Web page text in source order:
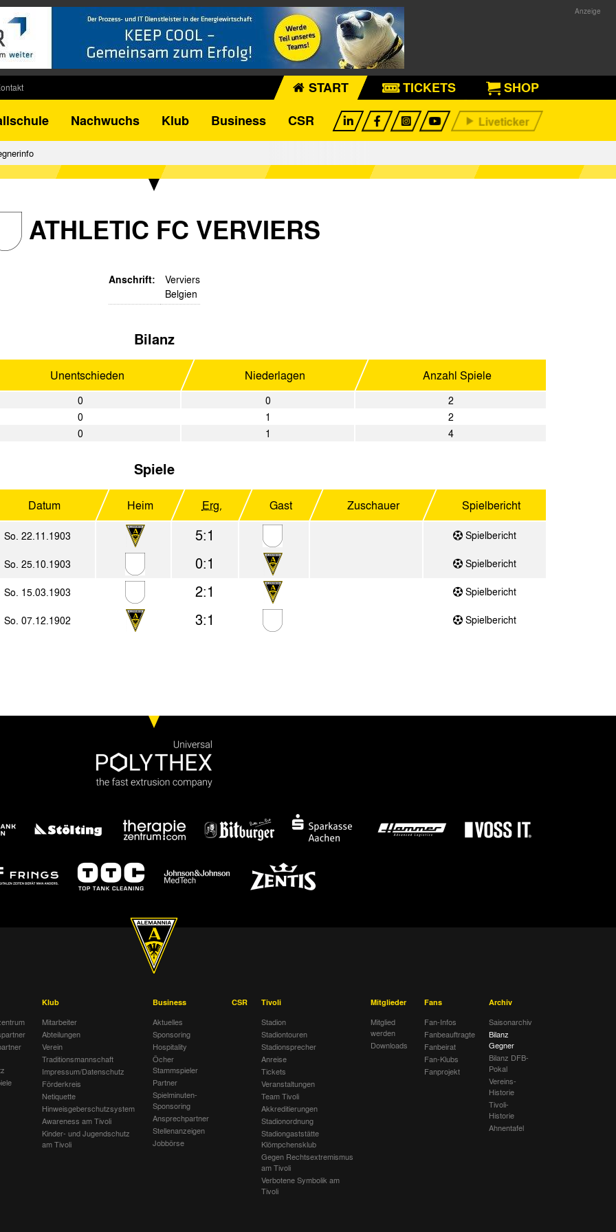
Pokal
START TICKETS
SHOP
Nachwuchs Klub Business CSR
ATHLETIC FC VERVIERS
Anschrift:
Verviers
Belgien
Bilanz
Unentschieden Niederlagen Anzahl Spiele
0 0
2
0
1
2
0
1 4
Spiele
Datum Heim Erg. Gast Zuschauer Spielbericht
So. 22.11.1903 5:1 Spielbericht
So. 25.10.1903 0:1 Spielbericht
So. 15.03.1903 2:1 Spielbericht
So. 07.12.1902 3:1 Spielbericht
Klub
Mitarbeiter
Abteilungen
Verein
Traditionsmannschaft
Impressum/Datenschutz
Förderkreis
Netiquette
Hinweisgeberschutzsystem
Awareness am Tivoli
Kinder- und Jugendschutz
am Tivoli
Business
Aktuelles
Sponsoring
Hospitality
Öcher
Stammspieler
Partner
Spielminuten-
Sponsoring
Ansprechpartner
Stellenanzeigen
Jobbörse
CSR
Tivoli
Stadion
Stadiontouren
Stadionsprecher
Anreise
Tickets
Veranstaltungen
Team Tivoli
Akkreditierungen
Stadionordnung
Stadiongaststätte
Klömpchensklub
Gegen Rechtsextremismus
am Tivoli
Verbotene Symbolik am
Tivoli
Mitglieder
Mitglied
werden
Downloads
Fans
Fan-Infos
Fanbeauftragte
Fanbeirat
Fan-Klubs
Fanprojekt
Archiv
Saisonarchiv
Bilanz
Gegner
Bilanz DFB-
Pokal
Vereins-
Historie
Tivoli-
Historie
Ahnentafel